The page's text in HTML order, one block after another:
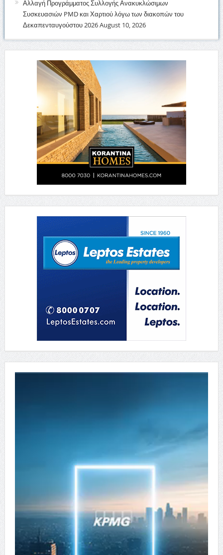
Αλλαγή Προγράμματος Συλλογής Ανακυκλώσιμων
Συσκευασιών PMD και Χαρτιού λόγω των διακοπών του
Δεκαπενταυγούστου 2026August 10, 2026